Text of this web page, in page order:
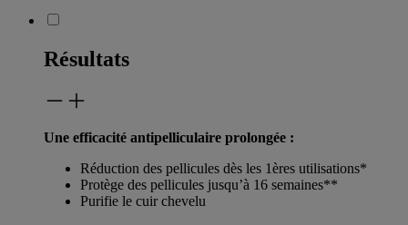
Résultats
Une efficacité antipelliculaire prolongée :
Réduction des pellicules dès les 1ères utilisations*
Protège des pellicules jusqu’à 16 semaines**
Purifie le cuir chevelu